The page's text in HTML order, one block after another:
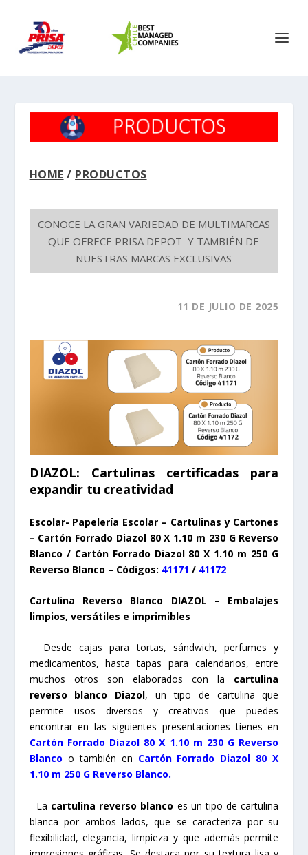
HOME / PRODUCTOS
CONOCE LA GRAN VARIEDAD DE MULTIMARCAS
QUE OFRECE PRISA DEPOT Y TAMBIÉN DE
NUESTRAS MARCAS EXCLUSIVAS
11 DE JULIO DE 2025
DIAZOL: Cartulinas certificadas para
expandir tu creatividad
Escolar- Papelería Escolar – Cartulinas y Cartones
– Cartón Forrado Diazol 80 X 1.10 m 230 G Reverso
Blanco / Cartón Forrado Diazol 80 X 1.10 m 250 G
Reverso Blanco – Códigos: 41171 / 41172
Cartulina Reverso Blanco DIAZOL – Embalajes
limpios, versátiles e imprimibles
Desde cajas para tortas, sándwich, perfumes y
medicamentos, hasta tapas para calendarios, entre
muchos otros son elaborados con la cartulina
reverso blanco Diazol, un tipo de cartulina que
permite usos diversos y creativos que puedes
encontrar en las siguientes presentaciones tienes en
Cartón Forrado Diazol 80 X 1.10 m 230 G Reverso
Blanco o también en Cartón Forrado Diazol 80 X
1.10 m 250 G Reverso Blanco.
La cartulina reverso blanco es un tipo de cartulina
blanca por ambos lados, que se caracteriza por su
flexibilidad, elegancia, limpieza y que además permite